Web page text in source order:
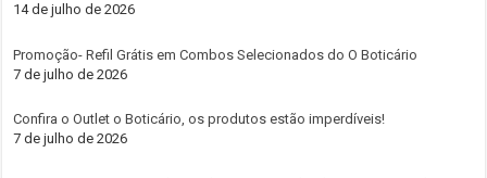
14 de julho de 2026
Promoção- Refil Grátis em Combos Selecionados do O Boticário
7 de julho de 2026
Confira o Outlet o Boticário, os produtos estão imperdíveis!
7 de julho de 2026